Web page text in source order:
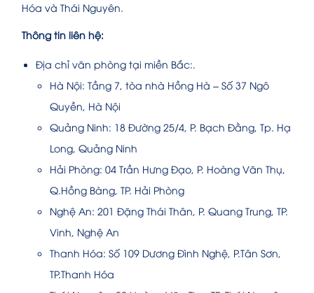
Hóa và Thái Nguyên.
Thông tin liên hệ:
Địa chỉ văn phòng tại miền Bắc:.
Hà Nội: Tầng 7, tòa nhà Hồng Hà – Số 37 Ngô
Quyền, Hà Nội
Quảng Ninh: 18 Đường 25/4, P. Bạch Đằng, Tp. Hạ
Long, Quảng Ninh
Hải Phòng: 04 Trần Hưng Đạo, P. Hoàng Văn Thụ,
Q.Hồng Bàng, TP. Hải Phòng
Nghệ An: 201 Đặng Thái Thân, P. Quang Trung, TP.
Vinh, Nghệ An
Thanh Hóa: Số 109 Dương Đình Nghệ, P.Tân Sơn,
TP.Thanh Hóa